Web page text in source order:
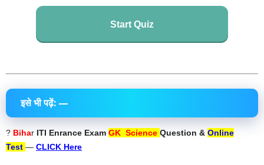
Start Quiz
इसे भी पढ़ें: —
? Bihar ITI Enrance Exam GK Science Question & Online
Test — CLICK Here